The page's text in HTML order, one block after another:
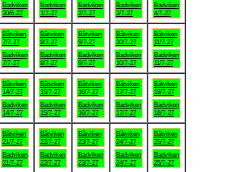
Badviken
30/6-27
Badviken
1/7-27
Badviken
2/7-27
Badviken
3/7-27
Badviken
4/7-27
Båtviken
7/7-27
Badviken
7/7-27
Båtviken
8/7-27
Badviken
8/7-27
Båtviken
9/7-27
Badviken
9/7-27
Båtviken
10/7-27
Badviken
10/7-27
Båtviken
11/7-27
Badviken
11/7-27
Båtviken
14/7-27
Badviken
14/7-27
Båtviken
15/7-27
Badviken
15/7-27
Båtviken
16/7-27
Badviken
16/7-27
Båtviken
17/7-27
Badviken
17/7-27
Båtviken
18/7-27
Badviken
18/7-27
Båtviken
21/7-27
Badviken
21/7-27
Båtviken
22/7-27
Badviken
22/7-27
Båtviken
23/7-27
Badviken
23/7-27
Båtviken
24/7-27
Badviken
24/7-27
Båtviken
25/7-27
Badviken
25/7-27